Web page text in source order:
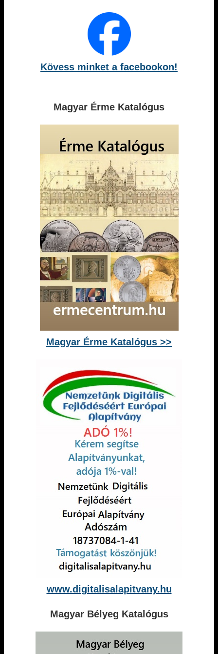
Kövess minket a facebookon!
Magyar Érme Katalógus
Magyar Érme Katalógus >>
www.digitalisalapitvany.hu
Magyar Bélyeg Katalógus